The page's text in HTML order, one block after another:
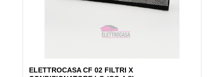
ELETTROCASA CF 02 FILTRI X